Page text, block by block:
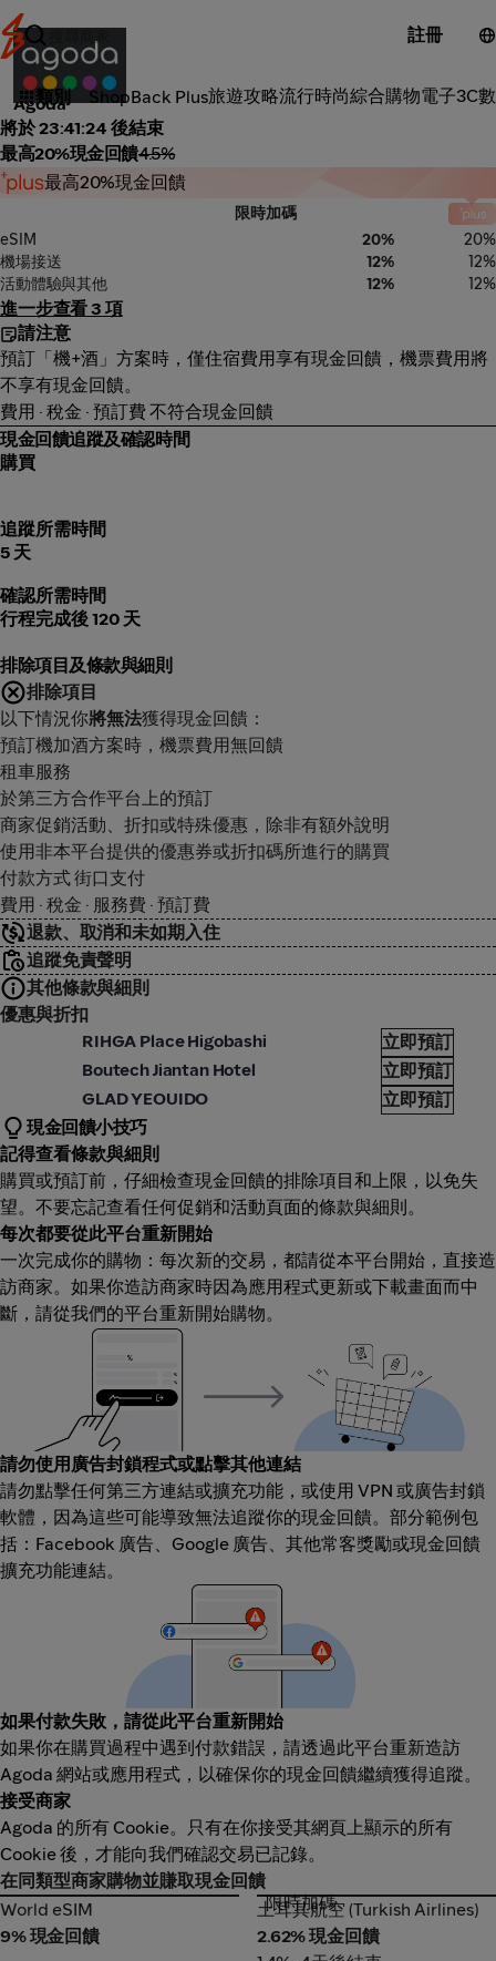
註冊
類別 ShopBack Plus旅遊攻略流行時尚綜合購物電子3C
戶外旅遊
Agoda
將於 23:41:24 後結束
最高20%現金回饋4.5%
最高20%現金回饋
限時加碼
eSIM
20%
20%
機場接送
12%
12%
活動體驗與其他
12% 12%
進一步查看 3 項
請注意
預訂「機+酒」方案時，僅住宿費用享有現金回饋，機票費用將
不享有現金回饋。
費用 · 稅金 · 預訂費 不符合現金回饋
現金回饋追蹤及確認時間
購買
追蹤所需時間
5 天
確認所需時間
行程完成後 120 天
排除項目及條款與細則
排除項目
以下情況你將無法獲得現金回饋：
預訂機加酒方案時，機票費用無回饋
租車服務
於第三方合作平台上的預訂
商家促銷活動、折扣或特殊優惠，除非有額外說明
使用非本平台提供的優惠券或折扣碼所進行的購買
付款方式 街口支付
費用 · 稅金 · 服務費 · 預訂費
退款、取消和未如期入住
追蹤免責聲明
其他條款與細則
優惠與折扣
RIHGA Place Higobashi
立即預訂
Boutech Jiantan Hotel
立即預訂
GLAD YEOUIDO 立即預訂
現金回饋小技巧
記得查看條款與細則
購買或預訂前，仔細檢查現金回饋的排除項目和上限，以免失
望。不要忘記查看任何促銷和活動頁面的條款與細則。
每次都要從此平台重新開始
一次完成你的購物：每次新的交易，都請從本平台開始，直接造
訪商家。如果你造訪商家時因為應用程式更新或下載畫面而中
斷，請從我們的平台重新開始購物。
請勿使用廣告封鎖程式或點擊其他連結
請勿點擊任何第三方連結或擴充功能，或使用 VPN 或廣告封鎖
軟體，因為這些可能導致無法追蹤你的現金回饋。部分範例包
括：Facebook 廣告、Google 廣告、其他常客獎勵或現金回饋
擴充功能連結。
如果付款失敗，請從此平台重新開始
如果你在購買過程中遇到付款錯誤，請透過此平台重新造訪
Agoda 網站或應用程式，以確保你的現金回饋繼續獲得追蹤。
接受商家
Agoda 的所有 Cookie。只有在你接受其網頁上顯示的所有
Cookie 後，才能向我們確認交易已記錄。
在同類型商家購物並賺取現金回饋
World eSIM
World eSIM
9% 現金回饋
土耳其航空 (Turkish Airlines)
限時加碼
土耳其航空 (Turkish Airlines)
2.62% 現金回饋